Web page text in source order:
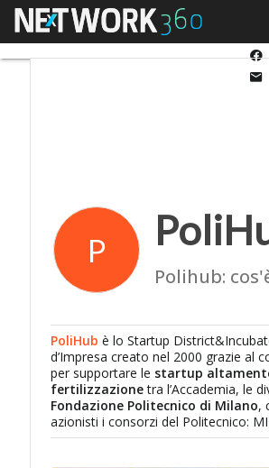
Menu
P
Polihub:
PoliHub è lo Startup
d’Impresa creato nel 2000 grazie al
per supportare le startup
fertilizzazionetra l’Accademia, le
Fondazione Politecnico di Milano,
azionisti i consorzi del Politecnico: